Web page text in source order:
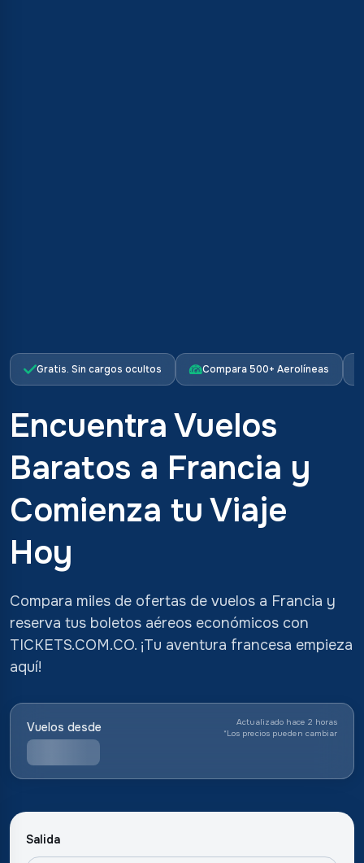
Gratis. Sin cargos ocultos Compara 500+ Aerolíneas
Encuentra Vuelos
Baratos a Francia y
Comienza tu Viaje
Hoy
Compara miles de ofertas de vuelos a Francia y
reserva tus boletos aéreos económicos con
TICKETS.COM.CO. ¡Tu aventura francesa empieza
aquí!
Vuelos desde
Actualizado hace 2 horas
*Los precios pueden cambiar
Salida